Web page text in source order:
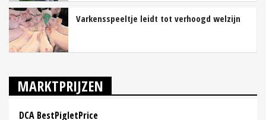
Varkensspeeltje leidt tot verhoogd welzijn
MARKTPRIJZEN
DCA BestPigletPrice